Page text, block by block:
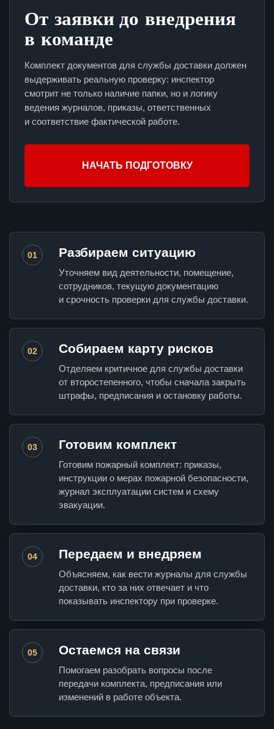
От заявки до внедрения
в команде
Комплект документов для службы доставки должен
выдерживать реальную проверку: инспектор
смотрит не только наличие папки, но и логику
ведения журналов, приказы, ответственных
и соответствие фактической работе.
НАЧАТЬ ПОДГОТОВКУ
01 Разбираем ситуацию
Уточняем вид деятельности, помещение,
сотрудников, текущую документацию
и срочность проверки для службы доставки.
02 Собираем карту рисков
Отделяем критичное для службы доставки
от второстепенного, чтобы сначала закрыть
штрафы, предписания и остановку работы.
03 Готовим комплект
Готовим пожарный комплект: приказы,
инструкции о мерах пожарной безопасности,
журнал эксплуатации систем и схему
эвакуации.
04 Передаем и внедряем
Объясняем, как вести журналы для службы
доставки, кто за них отвечает и что
показывать инспектору при проверке.
05 Остаемся на связи
Помогаем разобрать вопросы после
передачи комплекта, предписания или
изменений в работе объекта.